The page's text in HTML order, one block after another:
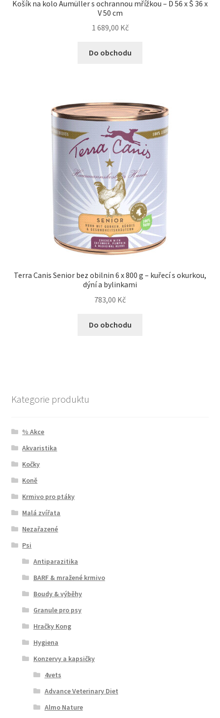
Košík na kolo Aumüller s ochrannou mřížkou – D 56 x Š 36 x
V 50 cm
1 689,00 Kč
Do obchodu
Terra Canis Senior bez obilnin 6 x 800 g – kuřecí s okurkou,
dýní a bylinkami
783,00 Kč
Do obchodu
Kategorie produktu
% Akce
Akvaristika
Kočky
Koně
Krmivo pro ptáky
Malá zvířata
Nezařazené
Psi
Antiparazitika
BARF & mražené krmivo
Boudy & výběhy
Granule pro psy
Hračky Kong
Hygiena
Konzervy a kapsičky
4vets
Advance Veterinary Diet
Almo Nature